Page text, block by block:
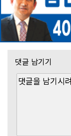
댓글 남기기